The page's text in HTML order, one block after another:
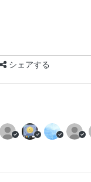
シェアする